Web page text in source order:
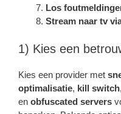
Los
Stream naar tv
1) Kies een
Kies een provider met
optimalisatie, kill switch,
en obfuscated servers